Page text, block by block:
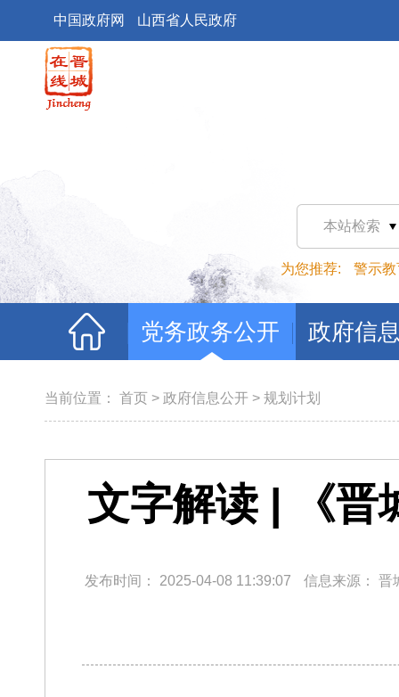
中国政府网 山西省人民政府
本站检索
为您推荐: 警示教
党务政务公开 政府信
当前位置： 首页 > 政府信息公开 > 规划计划
文字解读 | 《晋
发布时间： 2025-04-08 11:39:07 信息来源： 晋